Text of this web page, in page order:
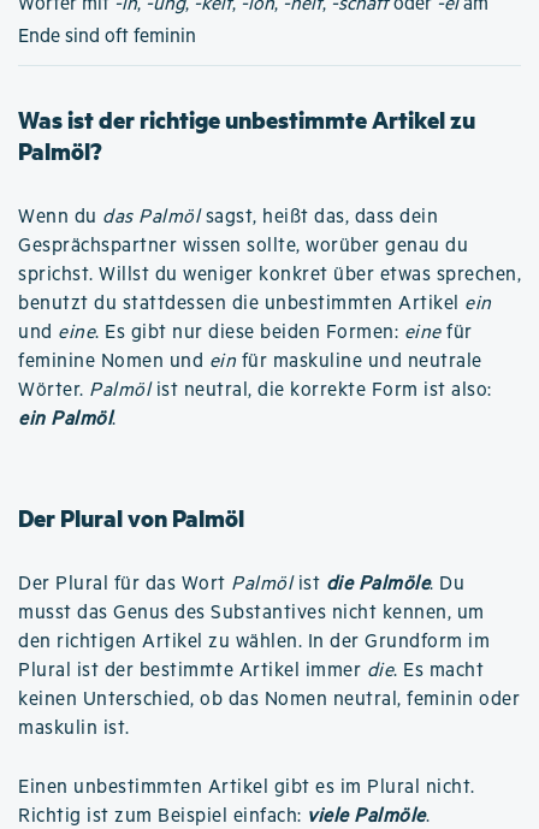
Ende sind oft feminin
Was ist der richtige unbestimmte Artikel zu
Palmöl?
Wenn du das Palmölsagst, heißt das, dass dein
Gesprächspartner wissen sollte, worüber genau du
sprichst. Willst du weniger konkret über etwas sprechen,
benutzt du stattdessen die unbestimmten Artikel ein
und eine. Es gibt nur diese beiden Formen: einefür
feminine Nomen und ein für maskuline und neutrale
Wörter. Palmölist neutral, die korrekte Form ist also:
ein Palmöl.
Der Plural von Palmöl
Der Plural für das Wort Palmölist die Palmöle. Du
musst das Genus des Substantives nicht kennen, um
den richtigen Artikel zu wählen. In der Grundform im
Plural ist der bestimmte Artikel immer die. Es macht
keinen Unterschied, ob das Nomen neutral, feminin oder
maskulin ist.
Einen unbestimmten Artikel gibt es im Plural nicht.
Richtig ist zum Beispiel einfach: viele Palmöle.